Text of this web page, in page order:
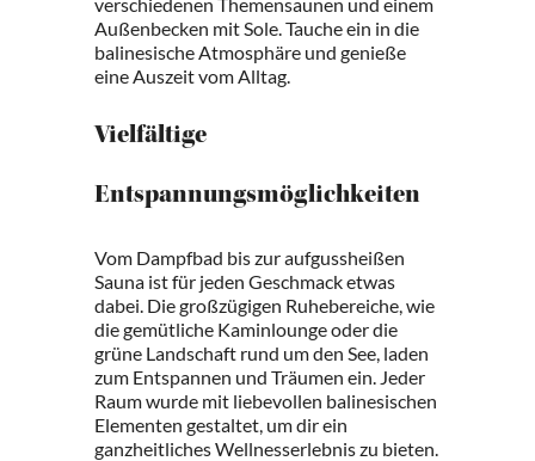
Außenbecken mit Sole. Tauche ein in die
balinesische Atmosphäre und genieße
eine Auszeit vom Alltag.
Vielfältige
Entspannungsmöglichkeiten
Vom Dampfbad bis zur aufgussheißen
Sauna ist für jeden Geschmack etwas
dabei. Die großzügigen Ruhebereiche, wie
die gemütliche Kaminlounge oder die
grüne Landschaft rund um den See, laden
zum Entspannen und Träumen ein. Jeder
Raum wurde mit liebevollen balinesischen
Elementen gestaltet, um dir ein
ganzheitliches Wellnesserlebnis zu bieten.